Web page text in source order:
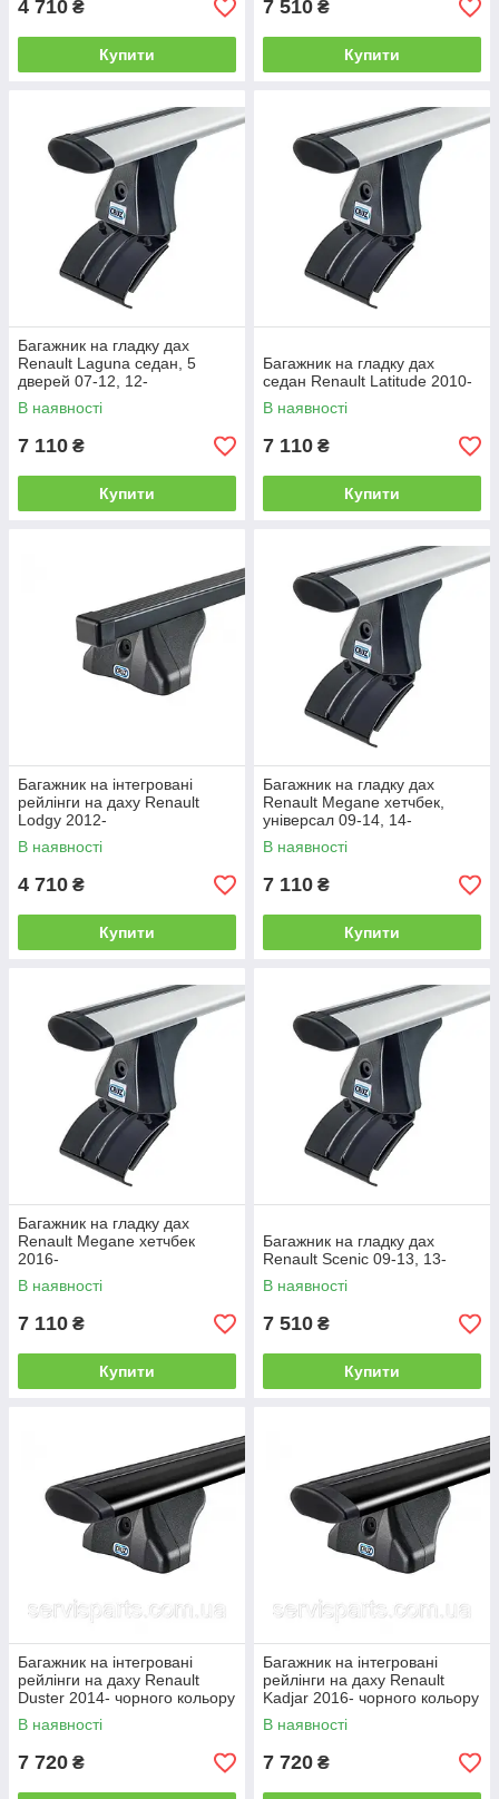
4 710 ₴
Купити
7 510 ₴
Купити
Багажник на гладку дах
Renault Laguna седан, 5
дверей 07-12, 12-
В наявності
7 110 ₴
Купити
Багажник на гладку дах
седан Renault Latitude 2010-
В наявності
7 110 ₴
Купити
Багажник на інтегровані
рейлінги на даху Renault
Lodgy 2012-
В наявності
4 710 ₴
Купити
Багажник на гладку дах
Renault Megane хетчбек,
універсал 09-14, 14-
В наявності
7 110 ₴
Купити
Багажник на гладку дах
Renault Megane хетчбек
2016-
В наявності
7 110 ₴
Купити
Багажник на гладку дах
Renault Scenic 09-13, 13-
В наявності
7 510 ₴
Купити
Багажник на інтегровані
рейлінги на даху Renault
Duster 2014- чорного кольору
В наявності
7 720 ₴
Багажник на інтегровані
рейлінги на даху Renault
Kadjar 2016- чорного кольору
В наявності
7 720 ₴